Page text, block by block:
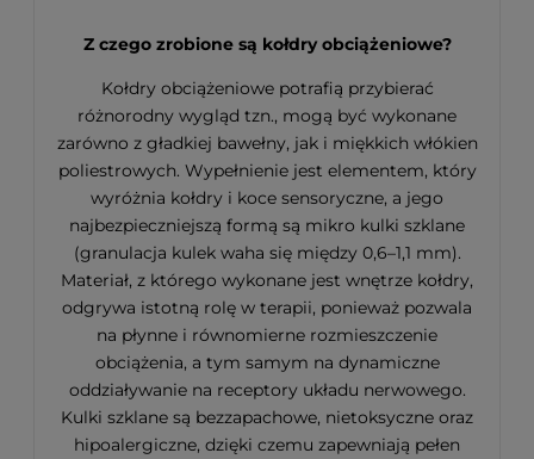
Z czego zrobione są kołdry obciążeniowe?
Kołdry obciążeniowe potrafią przybierać
różnorodny wygląd tzn., mogą być wykonane
zarówno z gładkiej bawełny, jak i miękkich włókien
poliestrowych. Wypełnienie jest elementem, który
wyróżnia kołdry i koce sensoryczne, a jego
najbezpieczniejszą formą są mikro kulki szklane
(granulacja kulek waha się między 0,6–1,1 mm).
Materiał, z którego wykonane jest wnętrze kołdry,
odgrywa istotną rolę w terapii, ponieważ pozwala
na płynne i równomierne rozmieszczenie
obciążenia, a tym samym na dynamiczne
oddziaływanie na receptory układu nerwowego.
Kulki szklane są bezzapachowe, nietoksyczne oraz
hipoalergiczne, dzięki czemu zapewniają pełen